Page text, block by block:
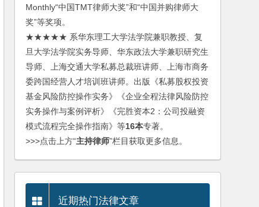
Monthly“中国TMT律师大奖”和“中国并购律师大
奖”等奖项。
★★★★★ 系华东理工大学法学院兼职教授、复
旦大学法学院实务导师、华东政法大学兼职研究生
导师、上海交通大学私募总裁班讲师、上海市商务
委跨国经营人才培训班讲师。出版《私募股权投资
基金风险防控操作实务》《企业全程法律风险防控
实务操作与案例评析》《完胜资本2：公司投融资
模式流程完全操作指南》等16本专著。
>>>点击上方“主持律师”栏目获取更多信息。
近期热门法律文章